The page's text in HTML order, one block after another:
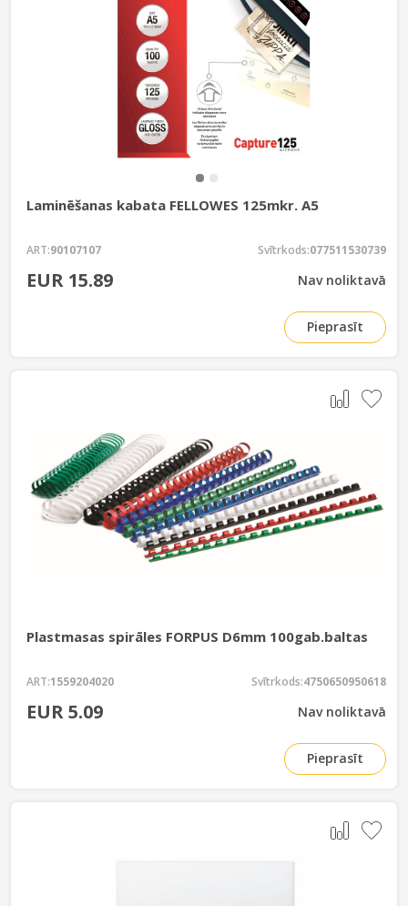
Laminēšanas kabata FELLOWES 125mkr. A5
ART:90107107 Svītrkods:077511530739
EUR 15.89 Nav noliktavā
Pieprasīt
Plastmasas spirāles FORPUS D6mm 100gab.baltas
ART:1559204020 Svītrkods:4750650950618
EUR 5.09 Nav noliktavā
Pieprasīt